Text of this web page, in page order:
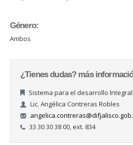
Género:
Ambos
¿Tienes dudas? más
Sistema para el desarrollo Integral
Lic. Angélica Contreras Robles
33 30 30 38 00, ext. 834